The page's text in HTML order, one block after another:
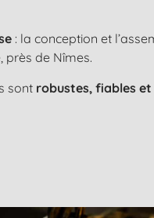
: la conception et
près de Nîmes.
sont robustes, fiables